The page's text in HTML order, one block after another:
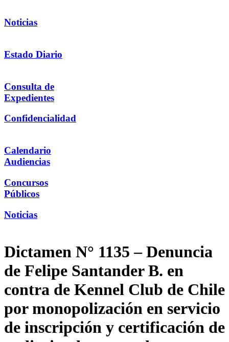
Noticias
Estado Diario
Consulta de
Expedientes
Confidencialidad
Calendario
Audiencias
Concursos
Públicos
Noticias
Dictamen N° 1135 – Denuncia
de Felipe Santander B. en
contra de Kennel Club de Chile
por monopolización en servicio
de inscripción y certificación de